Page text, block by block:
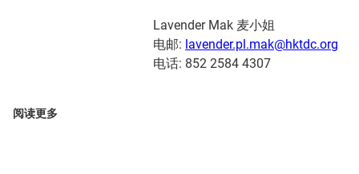
Lavender Mak 麦小姐
电邮: lavender.pl.mak@hktdc.org
电话: 852 2584 4307
阅读更多